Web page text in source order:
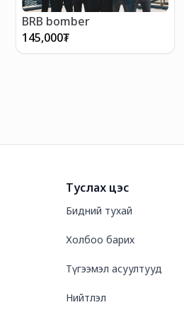
BRB bomber
145,000₮
Туслах цэс
Бидний тухай
Холбоо барих
Түгээмэл асуултууд
Нийтлэл